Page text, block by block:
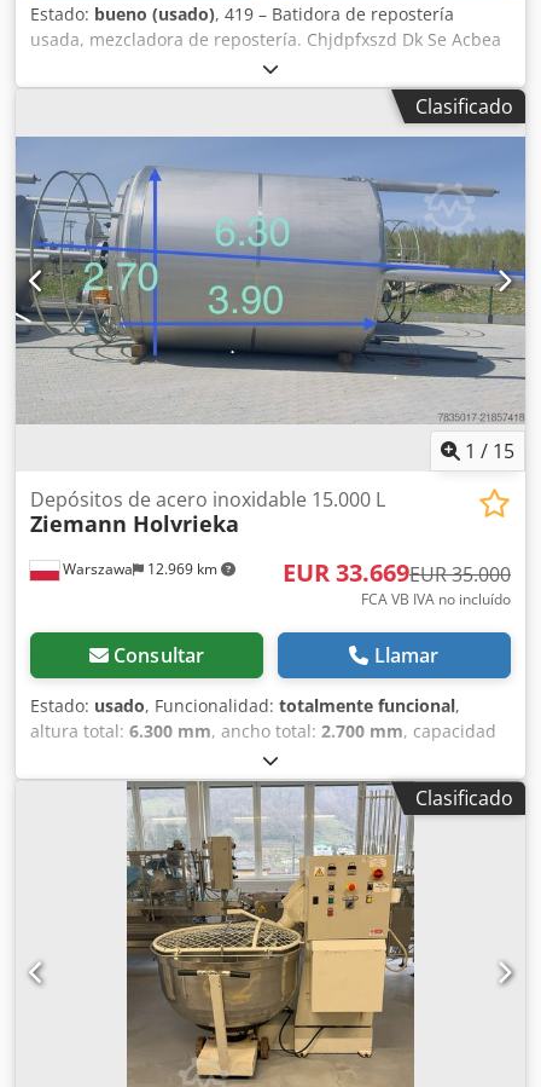
Estado: bueno (usado), 419 – Batidora de repostería
usada, mezcladora de repostería. Chjdpfxszd Dk Se Acbea
DIMENSIONES EXTERNAS (en cm): - Largo: 70, - Alto: 171, -
Ancho: 70. - Caldera: 39/34. El equipo está listo para ser
inspeccionado y se encuentra en nuestro almacén (36-068
Bachórz, Polonia). Opciones adicionales disponibles con
costo adicional: reparación / transporte / montaje / puesta
en marcha. El precio indicado es el precio neto.
HABLAMOS INGLÉS, ALEMÁN, FRANCÉS, RUSO,
UCRANIANO.
Clasificado
1 / 15
Warszawa 12.969 km
Depósitos de acero inoxidable 15.000 L
Ziemann Holvrieka
EUR 33.669EUR 35.000
FCA VB IVA no incluído
Consultar Llamar
Estado: usado, Funcionalidad: totalmente funcional,
altura total: 6.300 mm, ancho total: 2.700 mm, capacidad
, En venta: 4 unidades de depósitos
profesionales de proceso/almacenamiento de acero
inoxidable marca Holvrieka Nirota. Aplicación: ideales para
la industria alimentaria o química. Capacidad: 15.000 litros
(15 m³) cada uno. Dimensiones generales: - Longitud total:
6,30 m - Longitud de la parte cilíndrica: 3,90 m - Diámetro
exterior: 2,70 m Construcción: - Fondo cónico con desagüe
central (garantiza un vaciado completo) - Boca de
inspección en la parte superior del depósito Agitadores: -
Unidades de alta calidad de la marca JONGIA (Países
Bajos), modelo JDR 4/6 - Motores de dos velocidades: 4 kW
/ 1,1 kW (380V) Csdpfoy Nbfmjx Acbeha - Protegidos con
cubiertas para trabajo en exteriores Instrumentación
Clasificado